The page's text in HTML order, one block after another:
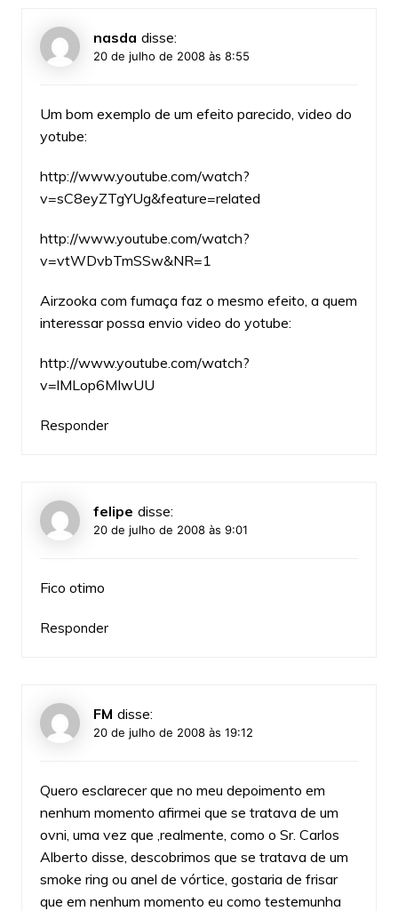
nasda disse:
20 de julho de 2008 às 8:55
Um bom exemplo de um efeito parecido, video do
yotube:
http://www.youtube.com/watch?
v=sC8eyZTgYUg&feature=related
http://www.youtube.com/watch?
v=vtWDvbTmSSw&NR=1
Airzooka com fumaça faz o mesmo efeito, a quem
interessar possa envio video do yotube:
http://www.youtube.com/watch?
v=lMLop6MIwUU
Responder
felipe disse:
20 de julho de 2008 às 9:01
Fico otimo
Responder
FM disse:
20 de julho de 2008 às 19:12
Quero esclarecer que no meu depoimento em
nenhum momento afirmei que se tratava de um
ovni, uma vez que ,realmente, como o Sr. Carlos
Alberto disse, descobrimos que se tratava de um
smoke ring ou anel de vórtice, gostaria de frisar
que em nenhum momento eu como testemunha